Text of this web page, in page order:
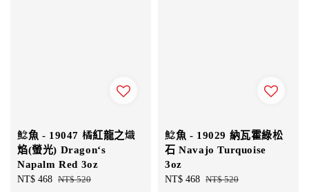
鯰魚 - 19047 橘紅龍之熾
焰(螢光) Dragon‘s
Napalm Red 3oz
Sale
NT$ 468 Regular
NT$ 520
鯰魚 - 19029 納瓦霍綠松
石 Navajo Turquoise
3oz
Sale
NT$ 468 Regular
NT$ 520